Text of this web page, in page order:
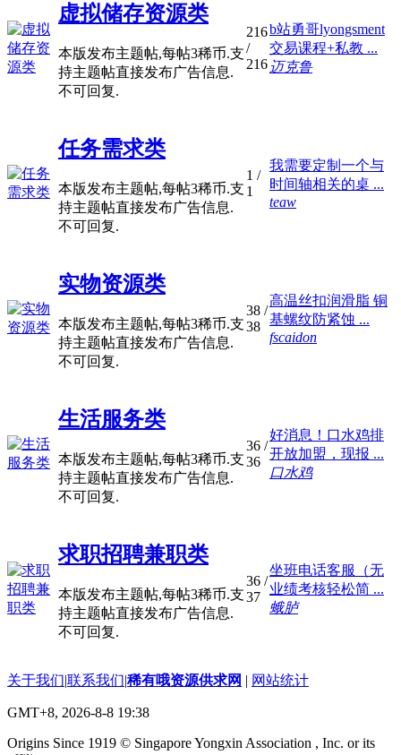
虚拟储存资源类
本版发布主题帖,每帖3稀币.支
持主题帖直接发布广告信息.
不可回复.
216
/
216
b站勇哥lyongsment
交易课程+私教 ...
迈克鲁
任务需求类
本版发布主题帖,每帖3稀币.支
持主题帖直接发布广告信息.
不可回复.
1 /
1
我需要定制一个与
时间轴相关的桌 ...
teaw
实物资源类
本版发布主题帖,每帖3稀币.支
持主题帖直接发布广告信息.
不可回复.
38 /
38
高温丝扣润滑脂 铜
基螺纹防紧蚀 ...
fscaidon
生活服务类
本版发布主题帖,每帖3稀币.支
持主题帖直接发布广告信息.
不可回复.
36 /
36
好消息！口水鸡排
开放加盟，现报 ...
口水鸡
求职招聘兼职类
本版发布主题帖,每帖3稀币.支
持主题帖直接发布广告信息.
不可回复.
36 /
37
坐班电话客服（无
业绩考核轻松简 ...
蛾胪
关于我们|联系我们|稀有哦资源供求网 | 网站统计
GMT+8, 2026-8-8 19:38
Origins Since 1919 © Singapore Yongxin Association , Inc. or its